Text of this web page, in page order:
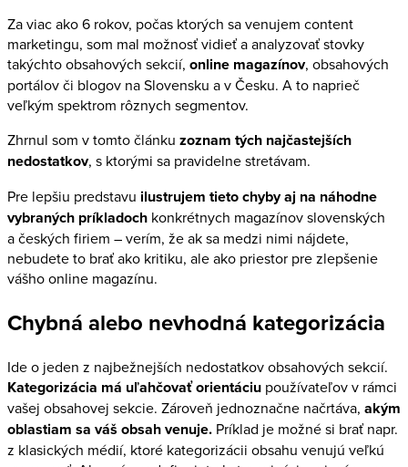
Za viac ako 6 rokov, počas ktorých sa venujem content
marketingu, som mal možnosť vidieť a analyzovať stovky
takýchto obsahových sekcií, online magazínov, obsahových
portálov či blogov na Slovensku a v Česku. A to naprieč
veľkým spektrom rôznych segmentov.
Zhrnul som v tomto článku zoznam tých najčastejších
nedostatkov, s ktorými sa pravidelne stretávam.
Pre lepšiu predstavu ilustrujem tieto chyby aj na náhodne
vybraných príkladoch konkrétnych magazínov slovenských
a českých firiem – verím, že ak sa medzi nimi nájdete,
nebudete to brať ako kritiku, ale ako priestor pre zlepšenie
vášho online magazínu.
Chybná alebo nevhodná kategorizácia
Ide o jeden z najbežnejších nedostatkov obsahových sekcií.
Kategorizácia má uľahčovať orientáciu používateľov v rámci
vašej obsahovej sekcie. Zároveň jednoznačne načrtáva, akým
oblastiam sa váš obsah venuje. Príklad je možné si brať napr.
z klasických médií, ktoré kategorizácii obsahu venujú veľkú